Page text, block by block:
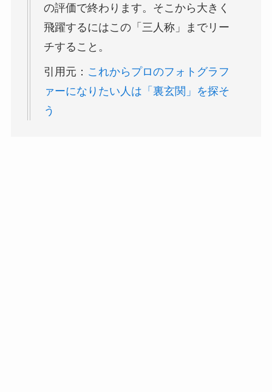
の評価で終わります。そこから大きく
飛躍するにはこの「三人称」までリー
チすること。
引用元： これからプロのフォトグラフ
ァーになりたい人は「裏玄関」を探そ
う